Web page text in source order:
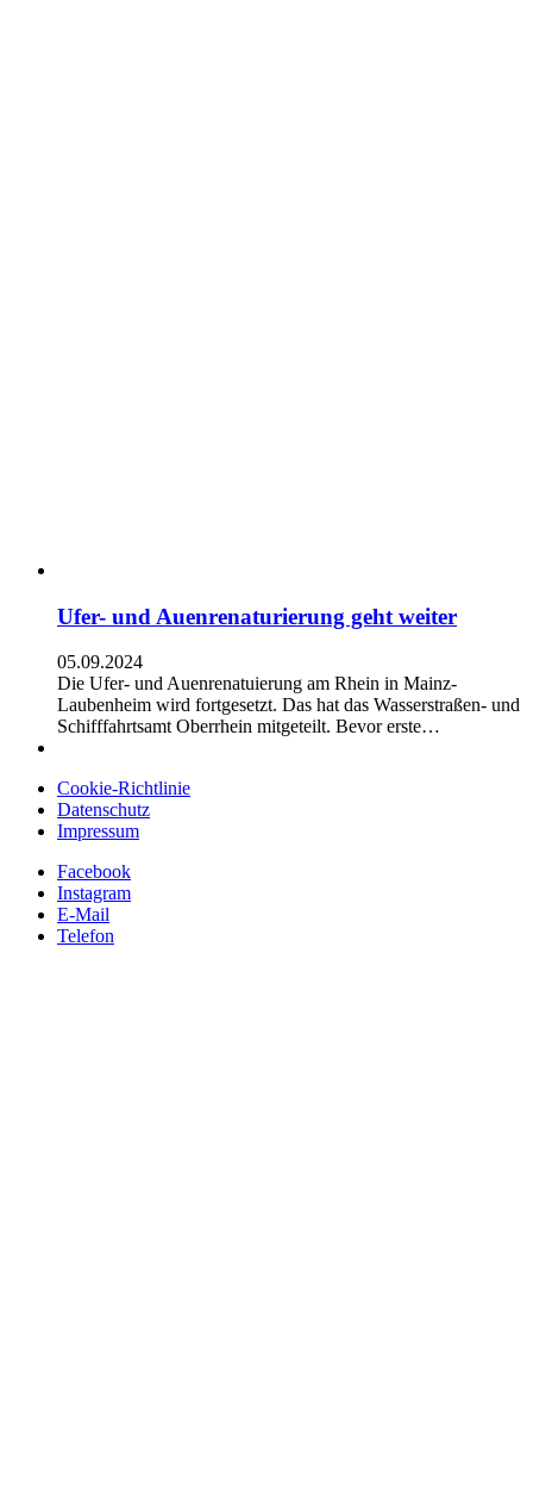
Ufer- und Auenrenaturierung geht weiter
05.09.2024
Die Ufer- und Auenrenatuierung am Rhein in Mainz-
Laubenheim wird fortgesetzt. Das hat das Wasserstraßen- und
Schifffahrtsamt Oberrhein mitgeteilt. Bevor erste…
Cookie-Richtlinie
Datenschutz
Impressum
Facebook
Instagram
E-Mail
Telefon